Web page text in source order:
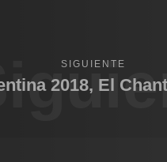
SIGUIENTE